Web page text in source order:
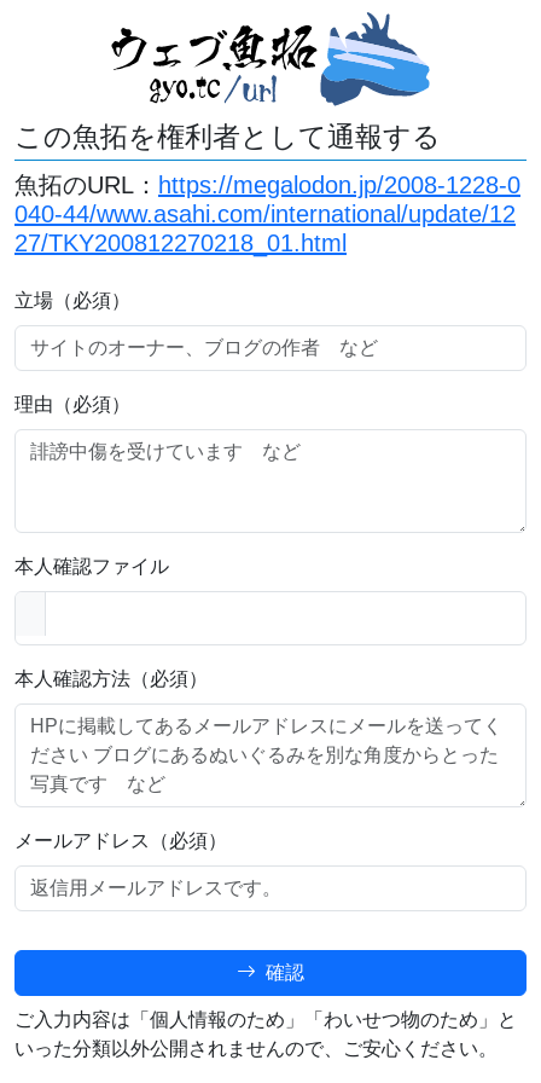
この魚拓を権利者として通報する
魚拓のURL： https://megalodon.jp/2008-1228-0
040-44/www.asahi.com/international/update/12
27/TKY200812270218_01.html
立場（必須）
理由（必須）
本人確認ファイル
本人確認方法（必須）
メールアドレス（必須）
確認
ご入力内容は「個人情報のため」「わいせつ物のため」と
いった分類以外公開されませんので、ご安心ください。